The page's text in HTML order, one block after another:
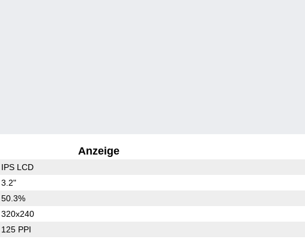
Anzeige
IPS LCD
3.2"
50.3%
320x240
125 PPI